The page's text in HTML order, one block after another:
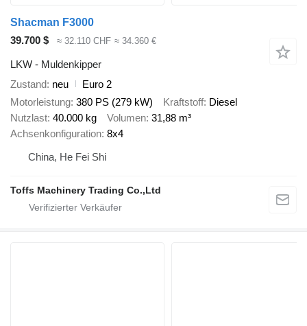
Shacman F3000
39.700 $
≈ 32.110 CHF ≈ 34.360 €
LKW - Muldenkipper
Zustand neu
Euro 2
Motorleistung 380 PS (279 kW) Kraftstoff Diesel
Nutzlast 40.000 kg Volumen 31,88 m³
Achsenkonfiguration 8x4
China, He Fei Shi
Toffs Machinery Trading Co.,Ltd